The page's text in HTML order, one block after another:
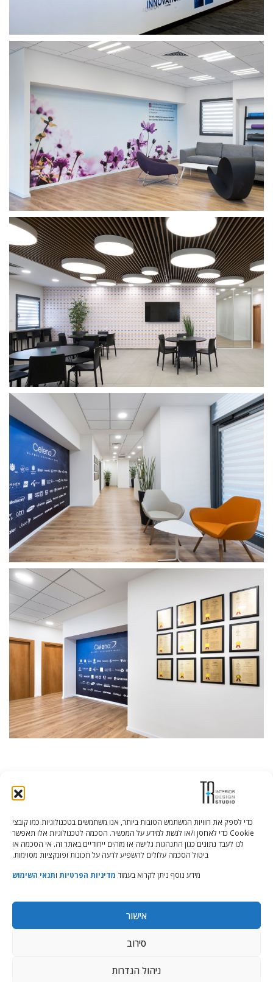
כדי לספק את חוויות המשתמש הטובות ביותר, אנו משתמשים בטכנולוגיות כמו קובצי
Cookie כדי לאחסן ו/או לגשת למידע על המכשיר. הסכמה לטכנולוגיות אלו תאפשר
לנו לעבד נתונים כגון התנהגות גלישה או מזהים ייחודיים באתר זה. אי הסכמה או
ביטול הסכמה עלולים להשפיע לרעה על תכונות ופונקציות מסוימות.
מידע נוסף ניתן לקרוא בעמוד מדיניות הפרטיות ותנאי השימוש
אישור
סירוב
ניהול הגדרות
Tali Shenfeld:052.620.2446
tali@TRstudio.co.il
rakefet@TRstudio.co.il